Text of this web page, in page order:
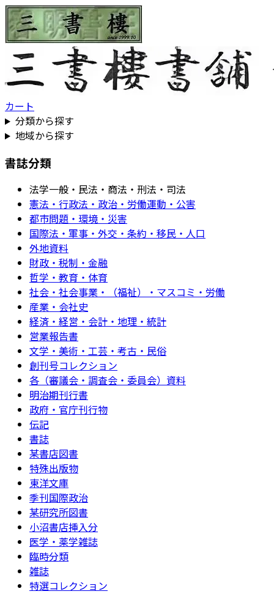
カート
分類から探す
地域から探す
書誌分類
法学一般・民法・商法・刑法・司法
憲法・行政法・政治・労働運動・公害
都市問題・環境・災害
国際法・軍事・外交・条約・移民・人口
外地資料
財政・税制・金融
哲学・教育・体育
社会・社会事業・（福祉）・マスコミ・労働
産業・会社史
経済・経営・会計・地理・統計
営業報告書
文学・美術・工芸・考古・民俗
創刊号コレクション
各（審議会・調査会・委員会）資料
明治期刊行書
政府・官庁刊行物
伝記
書誌
某書店図書
特殊出版物
東洋文庫
季刊国際政治
某研究所図書
小沼書店挿入分
医学・薬学雑誌
臨時分類
雑誌
特選コレクション